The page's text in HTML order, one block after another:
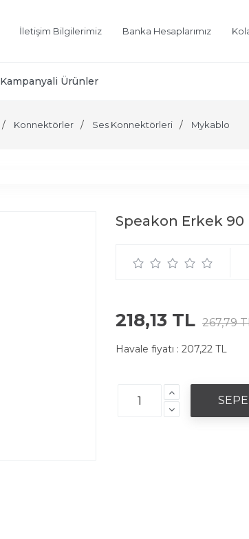
İletişim Bilgilerimiz Banka Hesaplarımız
Kampanyali Ürünler
Konnektörler Ses Konnektörleri Mykablo
Speakon Erkek
218,13 TL 267,79
Havale fiyatı : 207,22 TL